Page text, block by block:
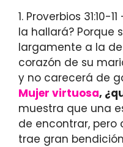
1. Proverbios 31:10-
la hallará? Porque
largamente a la de
corazón de su
y no carecerá de
Mujer virtuosa,
muestra que una
de encontrar, pero
trae gran